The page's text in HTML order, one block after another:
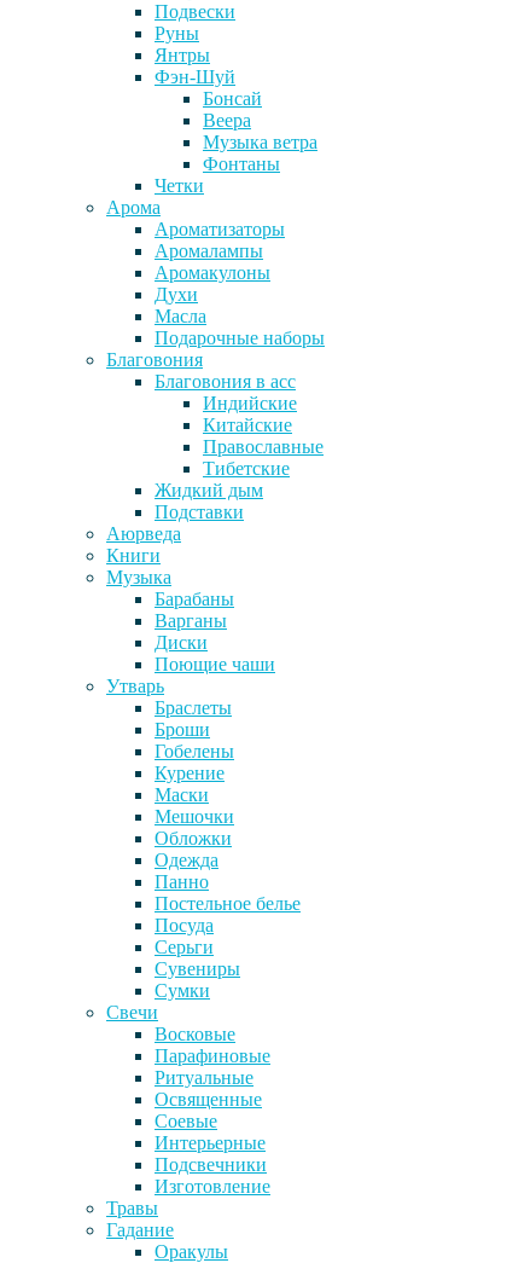
Подвески
Руны
Янтры
Фэн-Шуй
Бонсай
Веера
Музыка ветра
Фонтаны
Четки
Арома
Ароматизаторы
Аромалампы
Аромакулоны
Духи
Масла
Подарочные наборы
Благовония
Благовония в асс
Индийские
Китайские
Православные
Тибетские
Жидкий дым
Подставки
Аюрведа
Книги
Музыка
Барабаны
Варганы
Диски
Поющие чаши
Утварь
Браслеты
Броши
Гобелены
Курение
Маски
Мешочки
Обложки
Одежда
Панно
Постельное белье
Посуда
Серьги
Сувениры
Сумки
Свечи
Восковые
Парафиновые
Ритуальные
Освященные
Соевые
Интерьерные
Подсвечники
Изготовление
Травы
Гадание
Оракулы